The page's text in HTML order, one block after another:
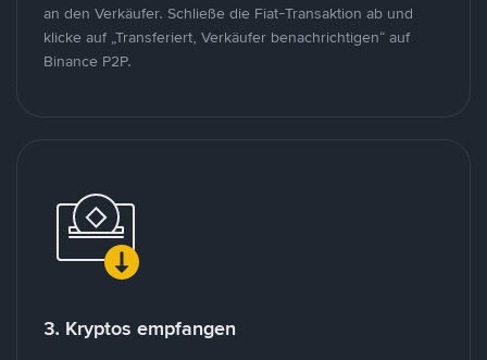
an den Verkäufer. Schließe die Fiat-Transaktion ab und
klicke auf „Transferiert, Verkäufer benachrichtigen“ auf
Binance P2P.
3. Kryptos empfangen